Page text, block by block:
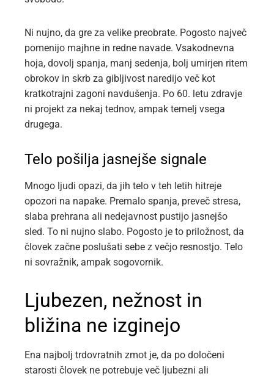
Ni nujno, da gre za velike preobrate. Pogosto največ
pomenijo majhne in redne navade. Vsakodnevna
hoja, dovolj spanja, manj sedenja, bolj umirjen ritem
obrokov in skrb za gibljivost naredijo več kot
kratkotrajni zagoni navdušenja. Po 60. letu zdravje
ni projekt za nekaj tednov, ampak temelj vsega
drugega.
Telo pošilja jasnejše signale
Mnogo ljudi opazi, da jih telo v teh letih hitreje
opozori na napake. Premalo spanja, preveč stresa,
slaba prehrana ali nedejavnost pustijo jasnejšo
sled. To ni nujno slabo. Pogosto je to priložnost, da
človek začne poslušati sebe z večjo resnostjo. Telo
ni sovražnik, ampak sogovornik.
Ljubezen, nežnost in
bližina ne izginejo
Ena najbolj trdovratnih zmot je, da po določeni
starosti človek ne potrebuje več ljubezni ali